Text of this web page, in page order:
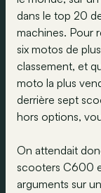
dans le top 20
machines. Pour
six motos de
classement, et
moto la plus
derrière sept
hors options,
On attendait
scooters C600
arguments sur